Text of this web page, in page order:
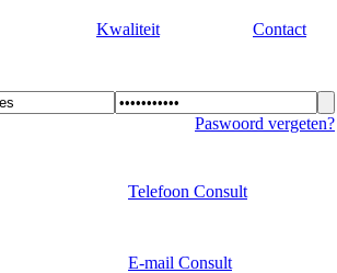
Kwaliteit Contact
Paswoord vergeten?
Telefoon Consult
E-mail Consult